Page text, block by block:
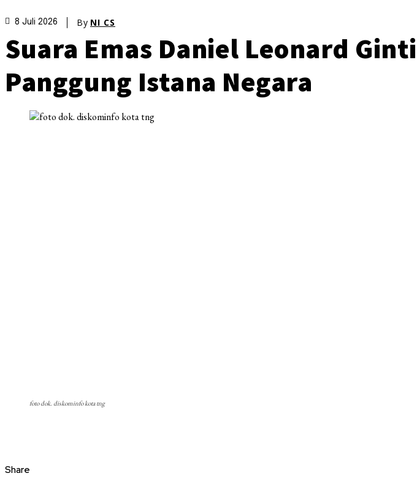
8 Juli 2026 By NI CS
Suara Emas Daniel Leonard
Panggung Istana Negara
foto dok. diskominfo kota tng
Share